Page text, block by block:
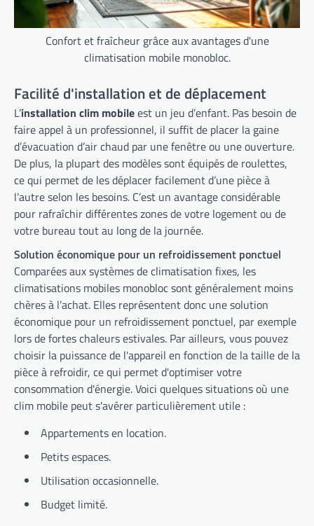
Confort et fraîcheur grâce aux avantages d'une
climatisation mobile monobloc.
Facilité d'installation et de déplacement
L’installation clim mobileest un jeu d’enfant. Pas besoin de
faire appel à un professionnel, il suffit de placer la gaine
d’évacuation d’air chaud par une fenêtre ou une ouverture.
De plus, la plupart des modèles sont équipés de roulettes,
ce qui permet de les déplacer facilement d’une pièce à
l’autre selon les besoins. C’est un avantage considérable
pour rafraîchir différentes zones de votre logement ou de
votre bureau tout au long de la journée.
Solution économique pour un refroidissement ponctuel
Comparées aux systèmes de climatisation fixes, les
climatisations mobiles monobloc sont généralement moins
chères à l’achat. Elles représentent donc une solution
économique pour un refroidissement ponctuel, par exemple
lors de fortes chaleurs estivales. Par ailleurs, vous pouvez
choisir la puissance de l'appareil en fonction de la taille de la
pièce à refroidir, ce qui permet d'optimiser votre
consommation d'énergie. Voici quelques situations où une
clim mobile peut s'avérer particulièrement utile :
Appartements en location.
Petits espaces.
Utilisation occasionnelle.
Budget limité.